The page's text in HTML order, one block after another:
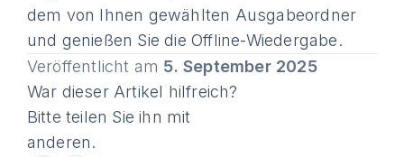
dem von Ihnen gewählten Ausgabeordner
und genießen Sie die Offline-Wiedergabe.
Veröffentlicht am 5. September 2025
War dieser Artikel hilfreich?
Bitte teilen Sie ihn mit
anderen.